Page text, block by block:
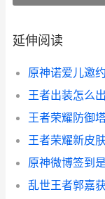
延伸阅读
原神诺爱儿邀
王者出装怎么
王者荣耀新皮
原神微博签到